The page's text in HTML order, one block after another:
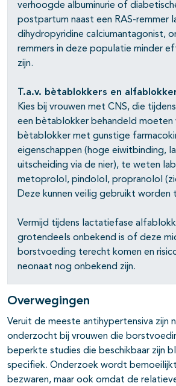
verhoogde albuminurie of
postpartum naast een RAS-remmer
dihydropyridine calciumantagonist,
remmers in deze populatie minder
zijn.
T.a.v. bètablokkers en
Kies bij vrouwen met CNS, die
een bètablokker behandeld moeten
bètablokker met gunstige
eigenschappen (hoge eiwitbinding,
uitscheiding via de nier), te weten
metoprolol, pindolol, propranolol
Deze kunnen veilig gebruikt worden
Vermijd tijdens lactatiefase
grotendeels onbekend is of deze
borstvoeding terecht komen en
neonaat nog onbekend zijn.
Overwegingen
Veruit de meeste antihypertensiva zijn
onderzocht bij vrouwen die
beperkte studies die beschikbaar zijn
specifiek. Onderzoek wordt
bezwaren, maar ook omdat de